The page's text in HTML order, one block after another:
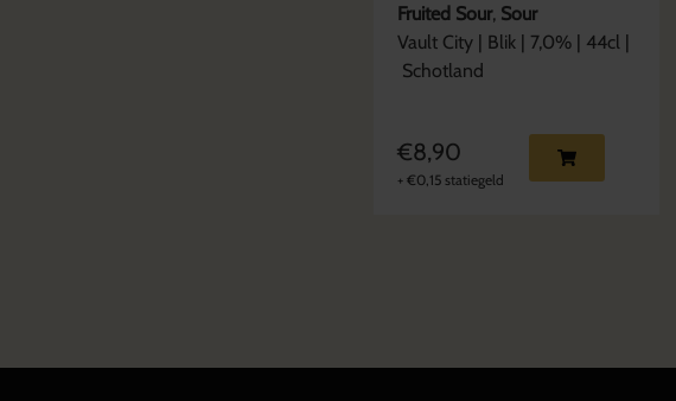
Fruited Sour, Sour
Vault City | Blik | 7,0% | 44cl |
Schotland
€8,90
+€0,15 statiegeld